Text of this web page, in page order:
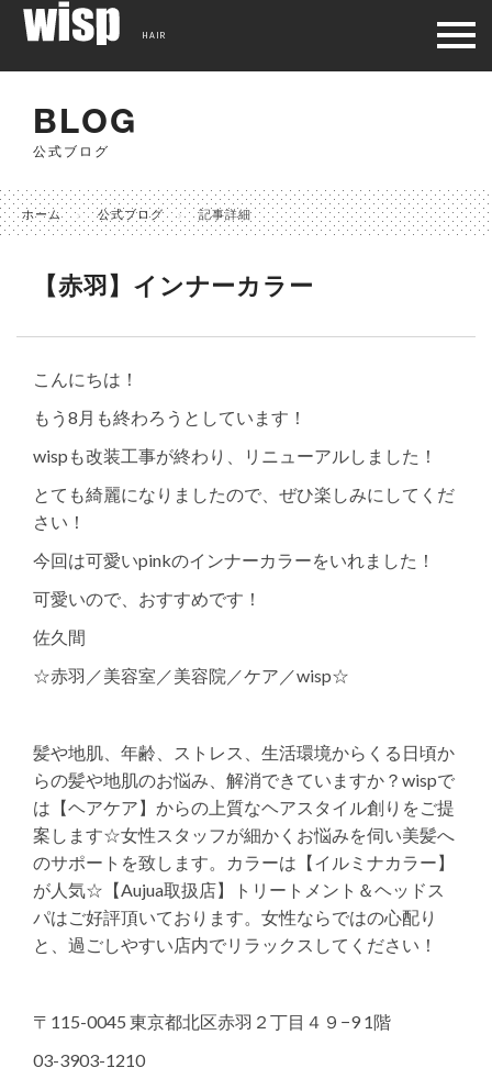
BLOG
公式ブログ
ホーム 公式ブログ 記事詳細
【赤羽】インナーカラー
こんにちは！
もう8月も終わろうとしています！
wispも改装工事が終わり、リニューアルしました！
とても綺麗になりましたので、ぜひ楽しみにしてくだ
さい！
今回は可愛いpinkのインナーカラーをいれました！
可愛いので、おすすめです！
佐久間
☆赤羽／美容室／美容院／ケア／wisp☆
髪や地肌、年齢、ストレス、生活環境からくる日頃か
らの髪や地肌のお悩み、解消できていますか？wispで
は【ヘアケア】からの上質なヘアスタイル創りをご提
案します☆女性スタッフが細かくお悩みを伺い美髪へ
のサポートを致します。カラーは【イルミナカラー】
が人気☆【Aujua取扱店】トリートメント＆ヘッドス
パはご好評頂いております。女性ならではの心配り
と、過ごしやすい店内でリラックスしてください！
〒115-0045 東京都北区赤羽２丁目４９−9 1階
03-3903-1210
HAIR